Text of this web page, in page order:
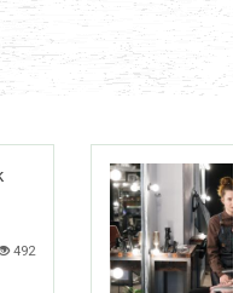
492